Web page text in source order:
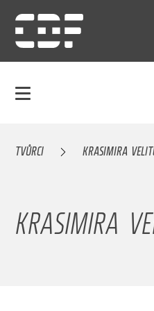
TVŮRCI KRASIMIRA
KRASIMIRA